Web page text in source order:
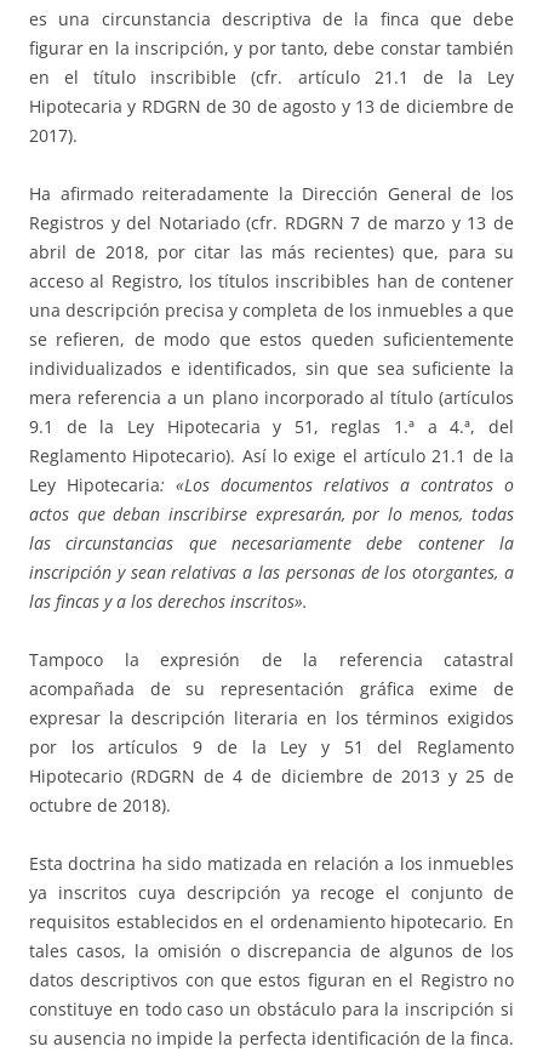
es una circunstancia descriptiva de la finca que debe
figurar en la inscripción, y por tanto, debe constar también
en el título inscribible (cfr. artículo 21.1 de la Ley
Hipotecaria y RDGRN de 30 de agosto y 13 de diciembre de
2017).
Ha afirmado reiteradamente la Dirección General de los
Registros y del Notariado (cfr. RDGRN 7 de marzo y 13 de
abril de 2018, por citar las más recientes) que, para su
acceso al Registro, los títulos inscribibles han de contener
una descripción precisa y completa de los inmuebles a que
se refieren, de modo que estos queden suficientemente
individualizados e identificados, sin que sea suficiente la
mera referencia a un plano incorporado al título (artículos
9.1 de la Ley Hipotecaria y 51, reglas 1.ª a 4.ª, del
Reglamento Hipotecario). Así lo exige el artículo 21.1 de la
Ley Hipotecaria: «Los documentos relativos a contratos o
actos que deban inscribirse expresarán, por lo menos, todas
las circunstancias que necesariamente debe contener la
inscripción y sean relativas a las personas de los otorgantes, a
las fincas y a los derechos inscritos».
Tampoco la expresión de la referencia catastral
acompañada de su representación gráfica exime de
expresar la descripción literaria en los términos exigidos
por los artículos 9 de la Ley y 51 del Reglamento
Hipotecario (RDGRN de 4 de diciembre de 2013 y 25 de
octubre de 2018).
Esta doctrina ha sido matizada en relación a los inmuebles
ya inscritos cuya descripción ya recoge el conjunto de
requisitos establecidos en el ordenamiento hipotecario. En
tales casos, la omisión o discrepancia de algunos de los
datos descriptivos con que estos figuran en el Registro no
constituye en todo caso un obstáculo para la inscripción si
su ausencia no impide la perfecta identificación de la finca.